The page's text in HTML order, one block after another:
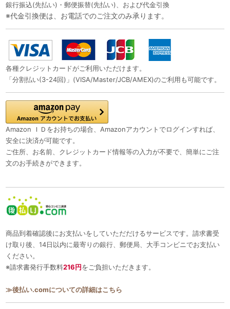
銀行振込(先払い)・郵便振替(先払い)、および代金引換
※代金引換便は、お電話でのご注文のみ承ります。
各種クレジットカードがご利用いただけます。
「分割払い(3-24回)」(VISA/Master/JCB/AMEX)のご利用も可能です。
Amazon ＩＤをお持ちの場合、Amazonアカウントでログインすれば、
安全に決済が可能です。
ご住所、お名前、クレジットカード情報等の入力が不要で、簡単にご注
文のお手続きができます。
商品到着確認後にお支払いをしていただだけるサービスです。請求書受
け取り後、14日以内に最寄りの銀行、郵便局、大手コンビニでお支払い
ください。
※請求書発行手数料216円をご負担いただきます。
≫後払い.comについての詳細はこちら